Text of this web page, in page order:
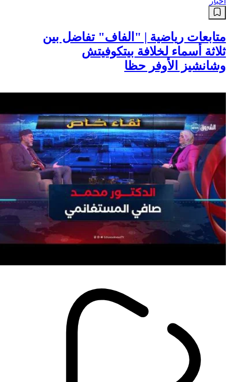
متابعات رياضية | "الفاف" تفاضل بين
ثلاثة أسماء لخلافة بيتكوفيتش
وشانشيز الأوفر حظا